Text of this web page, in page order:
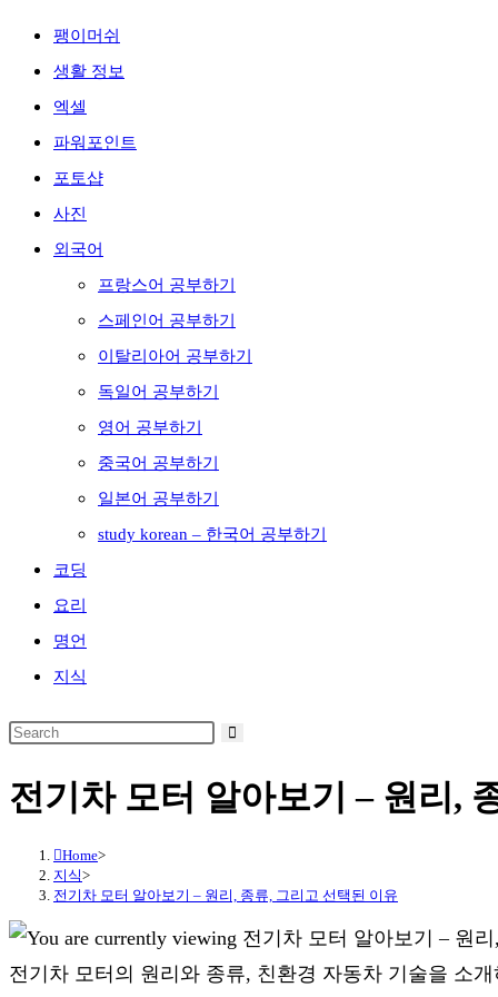
팽이머쉬
생활 정보
엑셀
파워포인트
포토샵
사진
외국어
프랑스어 공부하기
스페인어 공부하기
이탈리아어 공부하기
독일어 공부하기
영어 공부하기
중국어 공부하기
일본어 공부하기
study korean – 한국어 공부하기
코딩
요리
명언
지식
전기차 모터 알아보기 – 원리,
Home>
지식>
전기차 모터 알아보기 – 원리, 종류, 그리고 선택된 이유
전기차 모터의 원리와 종류, 친환경 자동차 기술을 소